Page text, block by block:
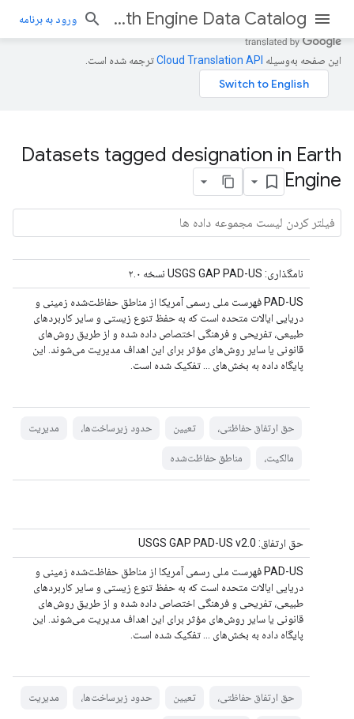
Earth Engine Data Catalog ورود به برنامه
این صفحه به‌وسیله ترجمه شده است.
Datasets tagged designation in Earth
Engine
نامگذاری: USGS GAP PAD-US نسخه ۲.۰
PAD-US فهرست ملی رسمی آمریکا از مناطق حفاظت‌شده زمینی و
دریایی ایالات متحده است که به حفظ تنوع زیستی و سایر کاربردهای
طبیعی، تفریحی و فرهنگی اختصاص داده شده و از طریق روش‌های
قانونی یا سایر روش‌های مؤثر برای این اهداف مدیریت می‌شوند. این
پایگاه داده به بخش‌های ... تفکیک شده است.
حق ارتفاق حفاظتی، تعیین حدود زیرساخت‌ها، مدیریت
مالکیت، مناطق حفاظت‌شده
حق ارتفاق: USGS GAP PAD-US v2.0
PAD-US فهرست ملی رسمی آمریکا از مناطق حفاظت‌شده زمینی و
دریایی ایالات متحده است که به حفظ تنوع زیستی و سایر کاربردهای
طبیعی، تفریحی و فرهنگی اختصاص داده شده و از طریق روش‌های
قانونی یا سایر روش‌های مؤثر برای این اهداف مدیریت می‌شوند. این
پایگاه داده به بخش‌های ... تفکیک شده است.
حق ارتفاق حفاظتی، تعیین حدود زیرساخت‌ها، مدیریت